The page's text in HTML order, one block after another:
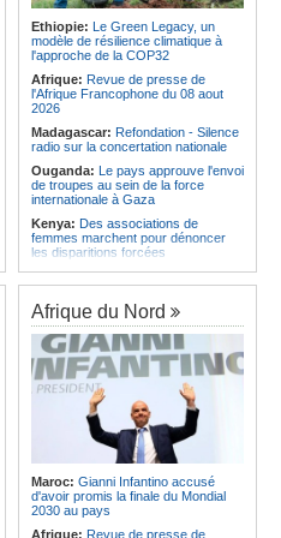
les services rendus à la Patrie
Angola:Le président de
l'Assemblée nationale en mission
d'évaluation de l'activité
parlementaire de Lunda-Sul
Ethiopie: Le Green Legacy, un
modèle de résilience climatique à
l'approche de la COP32
Afrique: Revue de presse de
l'Afrique Francophone du 08 aout
2026
Madagascar: Refondation - Silence
radio sur la concertation nationale
Ouganda: Le pays approuve l'envoi
de troupes au sein de la force
internationale à Gaza
Kenya: Des associations de
femmes marchent pour dénoncer
les disparitions forcées
Madagascar:Danse - La création
chorégraphique rassemble ses
adeptes
Madagascar:Média - Mort subite
de Sitraka Rakotobe
Madagascar:Les reins solides
Madagascar:
Vol à la tire - Un
groupe de six femmes se retrouve
Madagascar:
Athlétisme - 100
mètres - Junior Tsiravay et Zo
Afrique du Nord
Maroc: Gianni Infantino accusé
d'avoir promis la finale du Mondial
2030 au pays
Afrique: Revue de presse de